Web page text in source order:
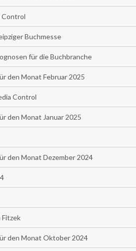
Control
Buchmesse
für die Buchbranche
den Monat Februar 2025
Control
den Monat Januar 2025
den Monat Dezember 2024
Fitzek
den Monat Oktober 2024